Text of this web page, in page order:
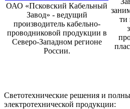
ОАО «Псковский Кабельный
Завод» - ведущий
производитель кабельно-
проводниковой продукции в
Северо-Западном регионе
России.
ти
Светотехнические решения и
электротехнической продукции: